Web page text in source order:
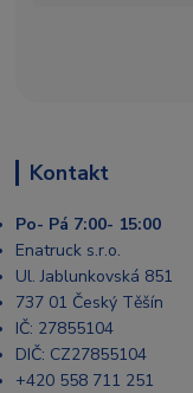
Kontakt
Po- Pá 7:00- 15:00
Enatruck s.r.o.
Ul. Jablunkovská 851
737 01 Český Těšín
IČ: 27855104
DIČ: CZ27855104
+420 558 711 251